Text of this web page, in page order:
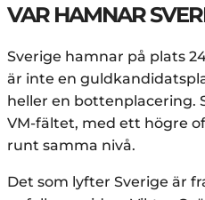
VAR HAMNAR
Sverige hamnar på plats
är inte en
heller en bottenplacering.
VM-fältet, med ett högre
runt samma nivå.
Det som lyfter Sverige är